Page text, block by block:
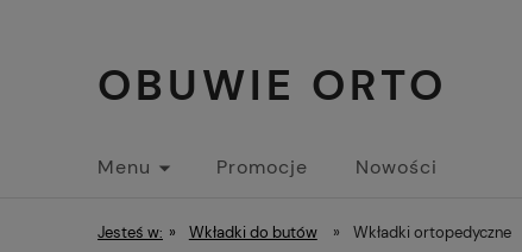
OBUWIE ORTO
Menu Promocje Nowości
Jesteś w: » Wkładki do butów » Wkładki ortopedyczne